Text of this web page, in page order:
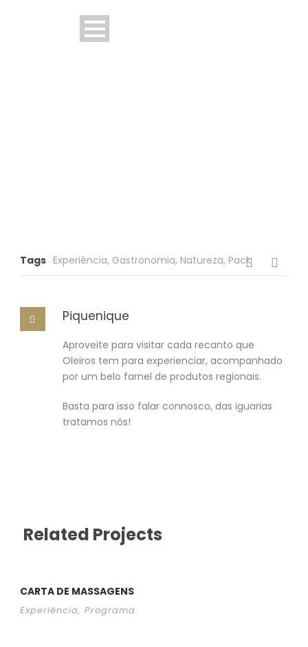
Tags Experiência, Gastronomia, Natureza, Pack
Piquenique
Aproveite para visitar cada recanto que
Oleiros tem para experienciar, acompanhado
por um belo farnel de produtos regionais.
Basta para isso falar connosco, das iguarias
tratamos nós!
Related Projects
CARTA DE MASSAGENS
Experiência, Programa